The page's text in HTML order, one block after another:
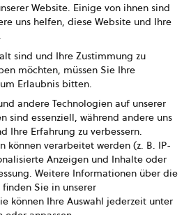
Presse
Impressum
Datenschutz
AGB
Marketing GmbH
AGB Bildung
Newsletter
Website. Einige von ihnen sind
uns helfen, diese Website und Ihre
sind und Ihre Zustimmung zu
möchten, müssen Sie Ihre
Erlaubnis bitten.
andere Technologien auf unserer
sind essenziell, während andere uns
Ihre Erfahrung zu verbessern.
können verarbeitet werden (z. B. IP-
Anzeigen und Inhalte oder
Weitere Informationen über die
Sie in unserer
können Ihre Auswahl jederzeit unter